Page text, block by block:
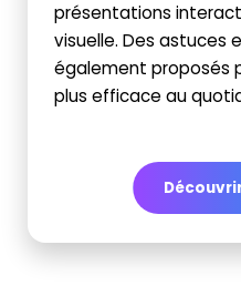
présentations
visuelle. Des astuces
également proposés
plus efficace au